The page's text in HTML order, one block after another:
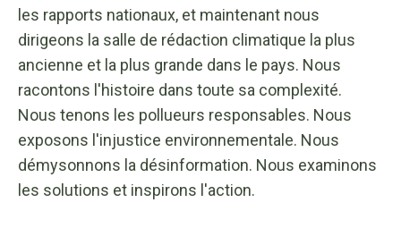
les rapports nationaux, et maintenant nous
dirigeons la salle de rédaction climatique la plus
ancienne et la plus grande dans le pays. Nous
racontons l'histoire dans toute sa complexité.
Nous tenons les pollueurs responsables. Nous
exposons l'injustice environnementale. Nous
démysonnons la désinformation. Nous examinons
les solutions et inspirons l'action.